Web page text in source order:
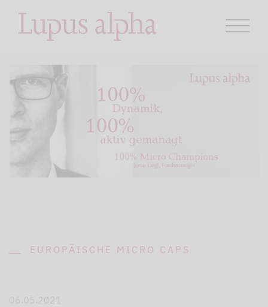
EUROPÄISCHE MICRO CAPS
06.05.2021